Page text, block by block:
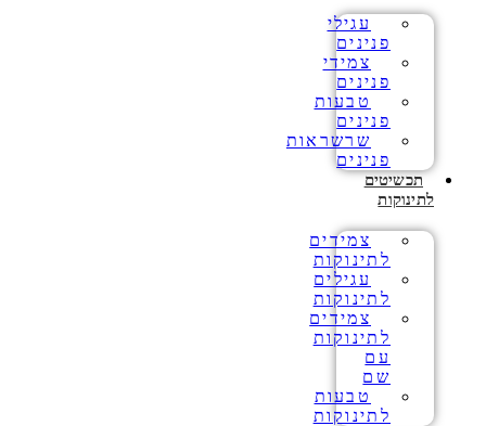
עגילי
פנינים
צמידי
פנינים
טבעות
פנינים
שרשראות
פנינים
תכשיטים
לתינוקות
צמידים
לתינוקות
עגילים
לתינוקות
צמידים
לתינוקות
עם
שם
טבעות
לתינוקות